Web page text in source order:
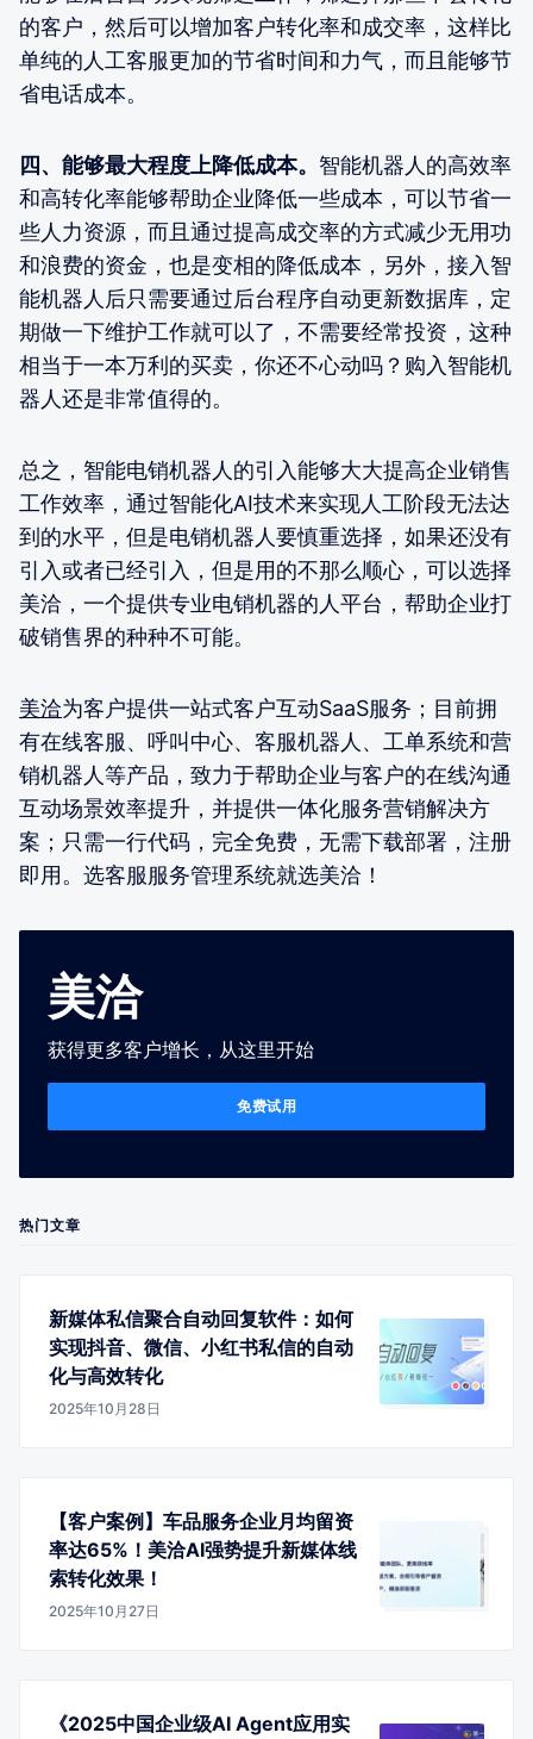
的客户，然后可以增加客户转化率和成交率，这样比
单纯的人工客服更加的节省时间和力气，而且能够节
省电话成本。
四、能够最大程度上降低成本。 智能机器人的高效率
和高转化率能够帮助企业降低一些成本，可以节省一
些人力资源，而且通过提高成交率的方式减少无用功
和浪费的资金，也是变相的降低成本，另外，接入智
能机器人后只需要通过后台程序自动更新数据库，定
期做一下维护工作就可以了，不需要经常投资，这种
相当于一本万利的买卖，你还不心动吗？购入智能机
器人还是非常值得的。
总之，智能电销机器人的引入能够大大提高企业销售
工作效率，通过智能化AI技术来实现人工阶段无法达
到的水平，但是电销机器人要慎重选择，如果还没有
引入或者已经引入，但是用的不那么顺心，可以选择
美洽，一个提供专业电销机器的人平台，帮助企业打
破销售界的种种不可能。
美洽为客户提供一站式客户互动SaaS服务；目前拥
有在线客服、呼叫中心、客服机器人、工单系统和营
销机器人等产品，致力于帮助企业与客户的在线沟通
互动场景效率提升，并提供一体化服务营销解决方
案；只需一行代码，完全免费，无需下载部署，注册
即用。选客服服务管理系统就选美洽！
美洽
获得更多客户增长，从这里开始
免费试用
热门文章
新媒体私信聚合自动回复软件：如何
实现抖音、微信、小红书私信的自动
化与高效转化
2025年10月28日
【客户案例】车品服务企业月均留资
率达65%！美洽AI强势提升新媒体线
索转化效果！
2025年10月27日
《2025中国企业级AI Agent应用实